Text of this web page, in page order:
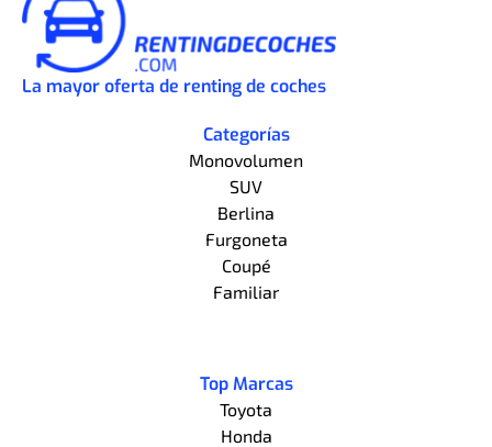
La mayor oferta de renting de coches
Categorías
Monovolumen
SUV
Berlina
Furgoneta
Coupé
Familiar
Top Marcas
Toyota
Honda